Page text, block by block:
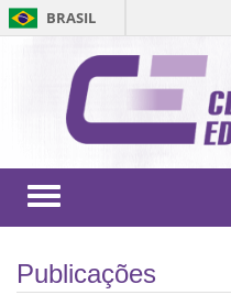
BRASIL
Toggle
Publicações